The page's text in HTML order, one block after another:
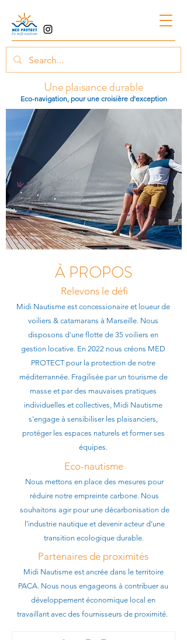
Une plaisance durable
Eco-navigation, pour une croisière d'exception
À PROPOS
Relevons le défi
Midi Nautisme est concessionaire et loueur de
voiliers & catamarans à Marseille. Nous
disposons d'une flotte de 35 voiliers en
gestion locative. En 2022 nous créons MED
PROTECT pour la protection de notre
méditerrannée. Fragilisée par un tourisme de
masse et par des mauvaises pratiques
individuelles et collectives, Midi Nautisme
s'engage à sensibiliser les plaisanciers,
protéger les espaces naturels et former ses
équipes.
Eco-nautisme
Nous mettons en place des mesures pour
réduire notre empreinte carbone. Nous
souhaitons agir pour une décarbonisation de
l’industrie nautique et devenir acteur d’une
transition ecologique durable.
Partenaires de proximités
Midi Nautisme est ancrée dans le territoire
PACA. Nous nous engageons à contribuer au
développement économique local en
travaillant avec des fournisseurs de proximité.